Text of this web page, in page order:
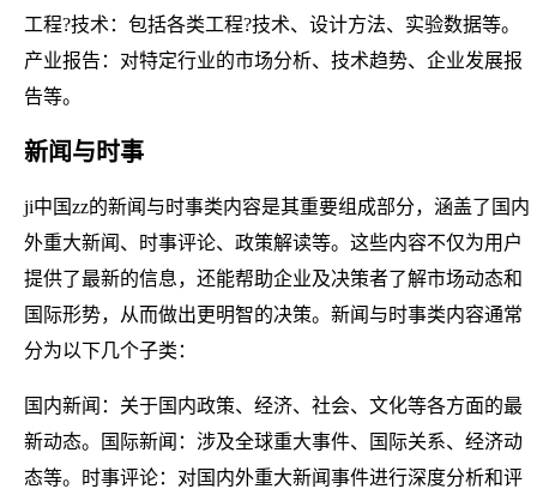
工程?技术：包括各类工程?技术、设计方法、实验数据等。
产业报告：对特定行业的市场分析、技术趋势、企业发展报
告等。
新闻与时事
ji中国zz的新闻与时事类内容是其重要组成部分，涵盖了国内
外重大新闻、时事评论、政策解读等。这些内容不仅为用户
提供了最新的信息，还能帮助企业及决策者了解市场动态和
国际形势，从而做出更明智的决策。新闻与时事类内容通常
分为以下几个子类：
国内新闻：关于国内政策、经济、社会、文化等各方面的最
新动态。国际新闻：涉及全球重大事件、国际关系、经济动
态等。时事评论：对国内外重大新闻事件进行深度分析和评